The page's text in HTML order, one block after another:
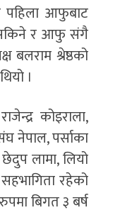
पहिला आफुबाट
सकिने र आफु संगै
श्रेष्ठको
।
कोइराला,
नेपाल, पर्साका
छेदुप लामा, लियो
रहेको
बिगत ३ बर्ष